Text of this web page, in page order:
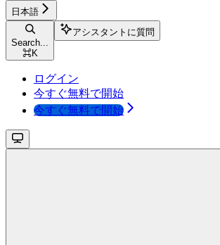
日本語
Search...
⌘K
アシスタントに質問
ログイン
今すぐ無料で開始
今すぐ無料で開始